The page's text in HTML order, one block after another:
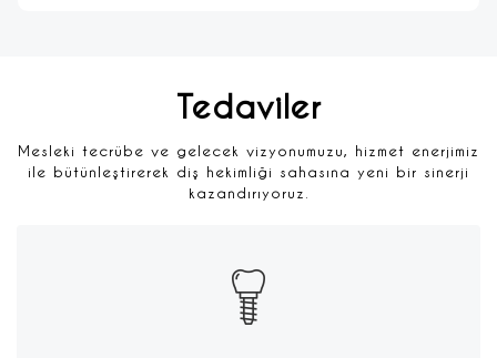
Tedaviler
Mesleki tecrübe ve gelecek vizyonumuzu, hizmet enerjimiz
ile bütünleştirerek diş hekimliği sahasına yeni bir sinerji
kazandırıyoruz.